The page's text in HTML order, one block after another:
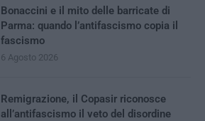
Bonaccini e il mito delle barricate di
Parma: quando l’antifascismo copia il
fascismo
6 Agosto 2026
Remigrazione, il Copasir riconosce
all’antifascismo il veto del disordine